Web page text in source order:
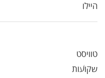
היילו
טוויסט
שקועות